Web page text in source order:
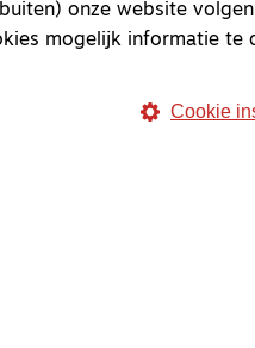
0117 5827 86
onze website
mogelijk informatie te
Cookie